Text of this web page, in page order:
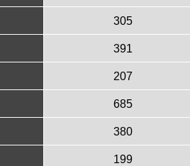
305
391
207
685
380
199